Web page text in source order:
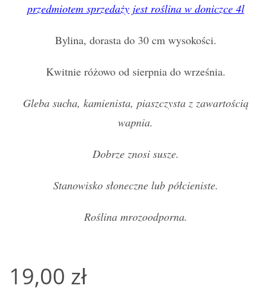
przedmiotem sprzedaży jest roślina w doniczce 4l
Bylina, dorasta do 30 cm wysokości.
Kwitnie różowo od sierpnia do września.
Gleba sucha, kamienista, piaszczysta z zawartością
wapnia.
Dobrze znosi susze.
Stanowisko słoneczne lub półcieniste.
Roślina mrozoodporna.
19,00 zł